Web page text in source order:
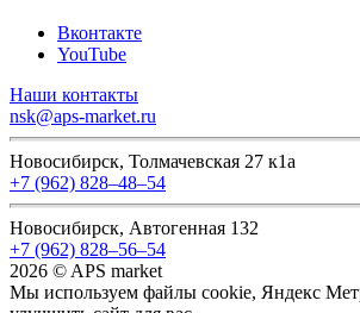
Вконтакте
YouTube
Наши контакты
nsk@aps-market.ru
Новосибирск, Толмачевская 27 к1а
+7 (962) 828‒48‒54
Новосибирск, Автогенная 132
+7 (962) 828‒56‒54
2026 © APS market
Мы используем файлы cookie, Яндекс